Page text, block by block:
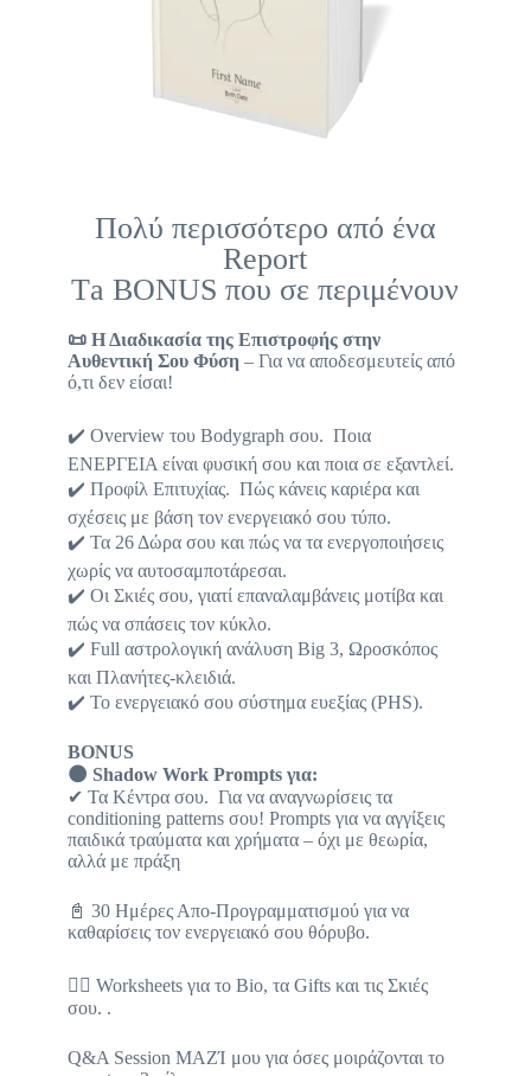
Πολύ περισσότερο από ένα
Report
Τa BONUS που σε περιμένουν
📜Η Διαδικασία της Επιστροφής στην
Αυθεντική Σου Φύση – Για να αποδεσμευτείς από
ό,τι δεν είσαι!
✔️ Overview του Bodygraph σου. Ποια
ΕΝΕΡΓΕΙΑ είναι φυσική σου και ποια σε εξαντλεί.
✔️ Προφίλ Επιτυχίας. Πώς κάνεις καριέρα και
σχέσεις με βάση τον ενεργειακό σου τύπο.
✔️ Τα 26 Δώρα σου και πώς να τα ενεργοποιήσεις
χωρίς να αυτοσαμποτάρεσαι.
✔️ Οι Σκιές σου, γιατί επαναλαμβάνεις μοτίβα και
πώς να σπάσεις τον κύκλο.
✔️ Full αστρολογική ανάλυση Big 3, Ωροσκόπος
και Πλανήτες-κλειδιά.
✔️ Το ενεργειακό σου σύστημα ευεξίας (PHS).
BONUS
🌑 Shadow Work Prompts για:
✔ Τα Κέντρα σου. Για να αναγνωρίσεις τα
conditioning patterns σου! Prompts για να αγγίξεις
παιδικά τραύματα και χρήματα – όχι με θεωρία,
αλλά με πράξη
📓 30 Ημέρες Απο-Προγραμματισμού για να
καθαρίσεις τον ενεργειακό σου θόρυβο.
🧘‍♀️ Worksheets για το Bio, τα Gifts και τις Σκιές
σου. .
Q&A Session ΜΑΖΊ μου για όσες μοιράζονται το